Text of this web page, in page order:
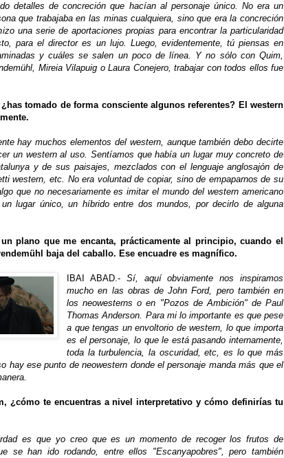
detalles de concreción que hacían al personaje único. No era un
que trabajaba en las minas cualquiera, sino que era la concreción
una serie de aportaciones propias para encontrar la particularidad
para el director es un lujo. Luego, evidentemente, tú piensas en
y cuáles se salen un poco de línea. Y no sólo con Quim,
, Mireia Vilapuig o Laura Conejero, trabajar con todos ellos fue
¿has tomado de forma consciente algunos referentes? El western
hay muchos elementos del western, aunque también debo decirte
un western al uso. Sentíamos que había un lugar muy concreto de
y de sus paisajes, mezclados con el lenguaje anglosajón de
western, etc. No era voluntad de copiar, sino de empaparnos de su
que no necesariamente es imitar el mundo del western americano
lugar único, un híbridoentre dos mundos, por decirlo de alguna
plano que me encanta, prácticamente al principio, cuando el
baja del caballo. Ese encuadre es magnífico.
IBAI ABAD.- Sí, aquí obviamente nos inspiramos
mucho en las obras de John Ford, pero también en
los neowesterns o en "Pozos de Ambición" de Paul
Thomas Anderson. Para mi lo importante es que pese
a que tengas un envoltorio de western, lo que importa
es el personaje, lo que le está pasando internamente,
toda la turbulencia, la oscuridad, etc, es lo que más
hay ese punto de neowestern donde el personaje manda más que el
¿cómo te encuentras a nivel interpretativo y cómo definirías tu
es que yo creo que es un momento de recoger los frutos de
se han ido rodando, entre ellos "Escanyapobres", pero también